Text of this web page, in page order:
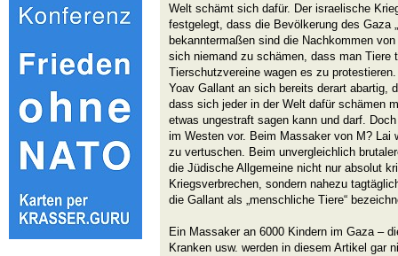
Welt schämt sich dafür. Der israelische
festgelegt, dass die Bevölkerung des Gaza
bekanntermaßen sind die Nachkommen
sich niemand zu schämen, dass man Tiere
Tierschutzvereine wagen es zu
Yoav Gallant an sich bereits derart abartig,
dass sich jeder in der Welt dafür schämen
etwas ungestraft sagen kann und darf.
im Westen vor. Beim Massaker von M? Lai
zu vertuschen. Beim unvergleichlich
die Jüdische Allgemeine nicht nur absolut
Kriegsverbrechen, sondern nahezu
die Gallant als „menschliche Tiere“
Ein Massaker an 6000 Kindern im Gaza –
Kranken usw. werden in diesem Artikel gar